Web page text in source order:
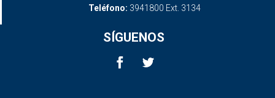
Teléfono: 3941800 Ext. 3134
SÍGUENOS